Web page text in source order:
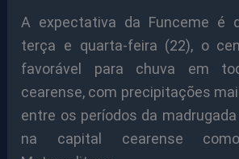
A expectativa da Funceme é
terça e quarta-feira (22), o
favorável para chuva em
cearense, com precipitações
entre os períodos da
na capital cearense